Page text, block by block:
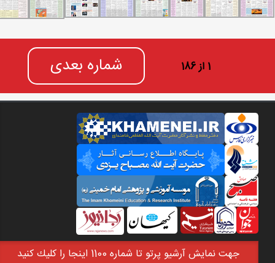
1 از 186 شماره بعدی
جهت نمايش آرشيو پرتو تا شماره 1100 اينجا را كليك كنيد